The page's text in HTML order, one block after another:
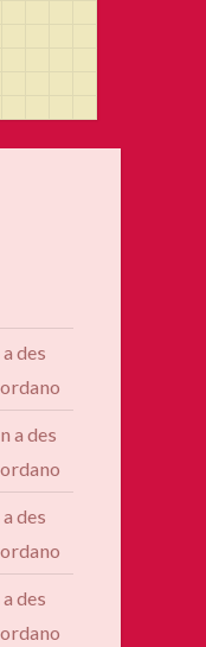
des
a des
des
des